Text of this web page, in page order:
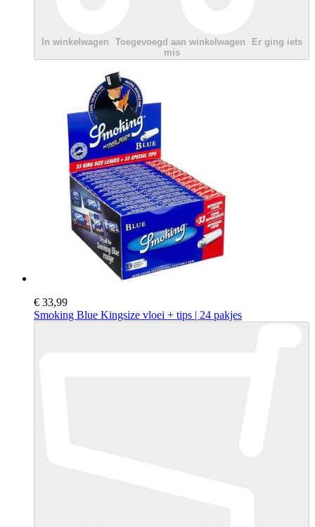
In winkelwagen Toegevoegd aan winkelwagen
Er ging iets
mis
€ 33,99
Smoking Blue Kingsize vloei + tips | 24 pakjes